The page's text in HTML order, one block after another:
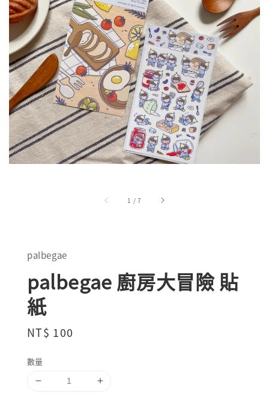
1 /7
palbegae
palbegae 廚房大冒險 貼
紙
Regular
NT$ 100
數量